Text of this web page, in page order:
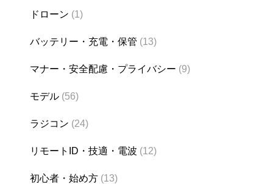
ドローン (1)
バッテリー・充電・保管 (13)
マナー・安全配慮・プライバシー (9)
モデル (56)
ラジコン (24)
リモートID・技適・電波 (12)
初心者・始め方 (13)